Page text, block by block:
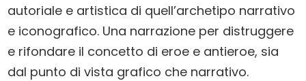
autoriale e artistica di quell’archetipo narrativo
e iconografico. Una narrazione per distruggere
e rifondare il concetto di eroe e antieroe, sia
dal punto di vista grafico che narrativo.